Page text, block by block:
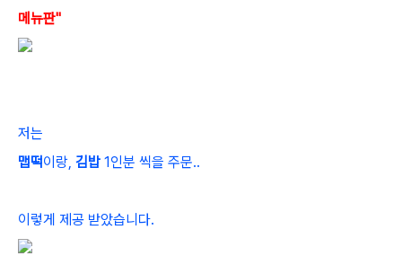
메뉴판"
저는
맵떡이랑, 김밥 1인분 씩을 주문..
이렇게 제공 받았습니다.